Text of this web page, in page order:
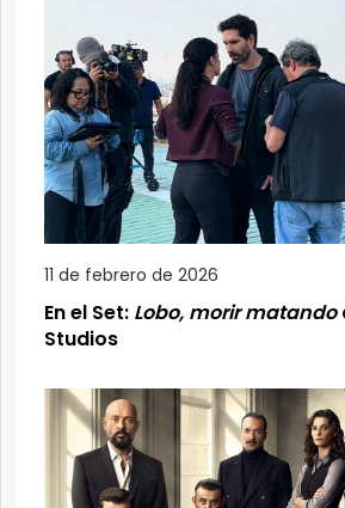
11 de febrero de 2026
En el Set: Lobo, morir matando
Studios